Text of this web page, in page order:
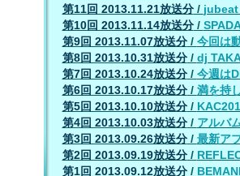
第11回 2013.11.21放送分/ jubeat
第10回 2013.11.14放送分/
第9回 2013.11.07放送分/ 今回は
第8回 2013.10.31放送分/ dj
第7回 2013.10.24放送分/ 今週は
第6回 2013.10.17放送分/ 満を持
第5回 2013.10.10放送分/
第4回 2013.10.03放送分/ アルバ
第3回 2013.09.26放送分/ 最新ア
第2回 2013.09.19放送分/
第1回 2013.09.12放送分/